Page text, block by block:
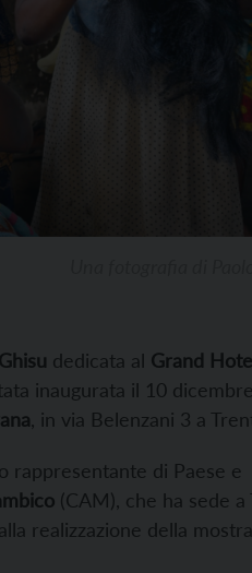
dedicata al Grand
inaugurata il 10
, in via Belenzani 3 a
rappresentante di Paese e
(CAM), che ha sede a
, alla realizzazione della